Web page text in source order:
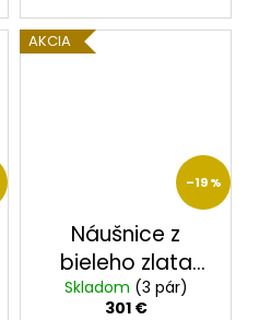
AKCIA
–19 %
Náušnice z
bieleho zlata
23207/B/X
Skladom (3 pár)
301 €